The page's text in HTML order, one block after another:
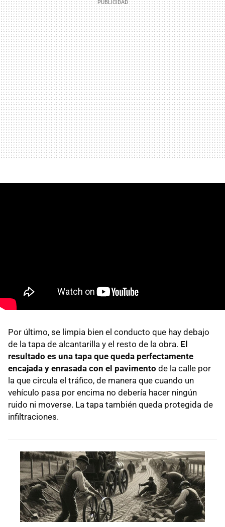
Por último, se limpia bien el conducto que hay debajo
de la tapa de alcantarilla y el resto de la obra. El
resultado es una tapa que queda perfectamente
encajada y enrasada con el pavimento de la calle por
la que circula el tráfico, de manera que cuando un
vehículo pasa por encima no debería hacer ningún
ruido ni moverse. La tapa también queda protegida de
infiltraciones.